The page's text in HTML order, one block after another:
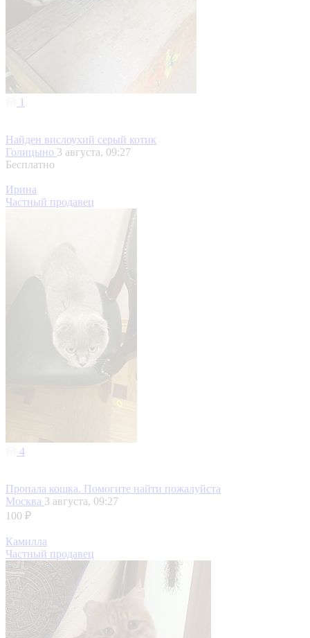
1
Найден вислоухий серый котик
Голицыно 3 августа, 09:27
Бесплатно
Ирина
Частный продавец
4
Пропала кошка. Помогите найти пожалуйста
Москва 3 августа, 09:27
100 ₽
Камилла
Частный продавец